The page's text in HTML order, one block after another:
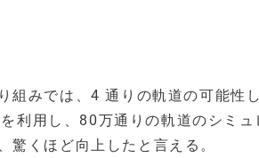
組みでは、4 通りの軌道の可能性
利用し、80万通りの軌道のシミュ
くほど向上したと言える。